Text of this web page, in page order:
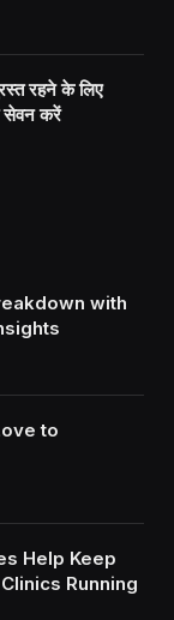
रहने के लिए
सेवन करें
with
to
Help Keep
Running